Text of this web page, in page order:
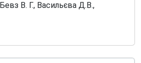
В. Г., Васильєва Д.В.,